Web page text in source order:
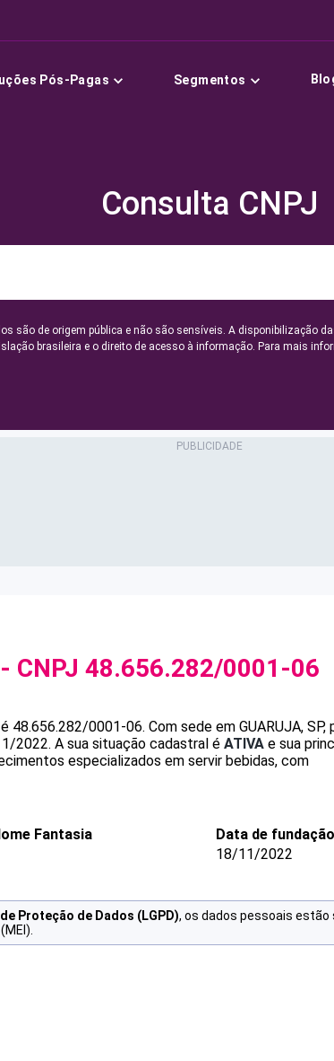
Pós-Pagas Segmentos
Consulta CNPJ
são de origem pública e não são sensíveis. A disponibilização
brasileira e o direito de acesso à informação. Para mais
- CNPJ 48.656.282/0001-06
é 48.656.282/0001-06. Com sede em GUARUJA, SP,
2022. A sua situação cadastral é ATIVA e sua
especializados em servir bebidas, com
Fantasia
Data de fundação
18/11/2022
Proteção de Dados (LGPD), os dados pessoais